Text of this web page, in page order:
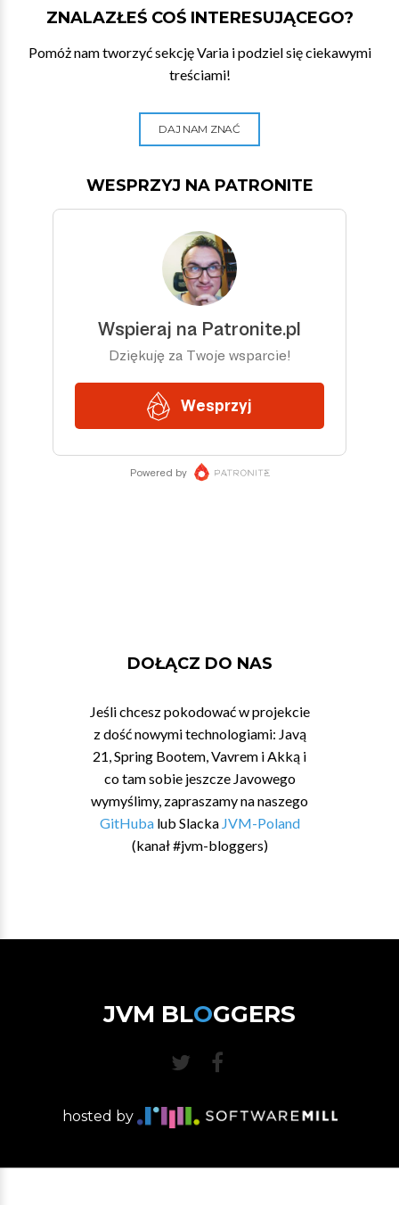
ZNALAZŁEŚ COŚ INTERESUJĄCEGO?
Pomóż nam tworzyć sekcję Varia i podziel się ciekawymi
treściami!
DAJ NAM ZNAĆ
WESPRZYJ NA PATRONITE
DOŁĄCZ DO NAS
Jeśli chcesz pokodować w projekcie
z dość nowymi technologiami: Javą
21, Spring Bootem, Vavrem i Akką i
co tam sobie jeszcze Javowego
wymyślimy, zapraszamy na naszego
GitHubalub Slacka JVM-Poland
(kanał #jvm-bloggers)
JVM BLOGGERS
hosted by